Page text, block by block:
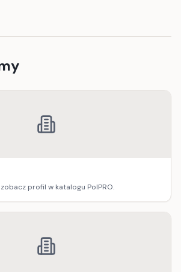
profil w katalogu PolPRO.